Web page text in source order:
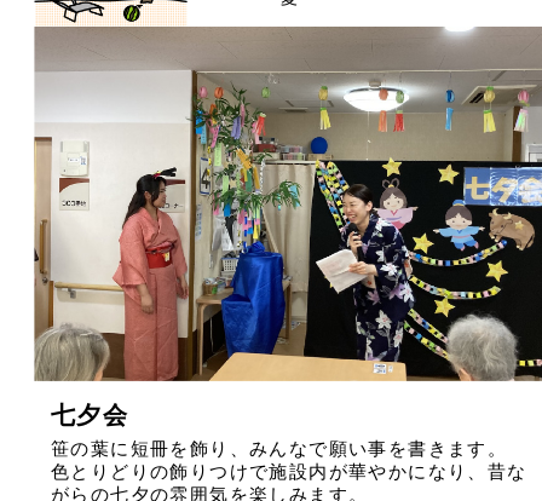
七夕会
笹の葉に短冊を飾り、みんなで願い事を書きます。
色とりどりの飾りつけで施設内が華やかになり、昔な
がらの七夕の雰囲気を楽しみます。